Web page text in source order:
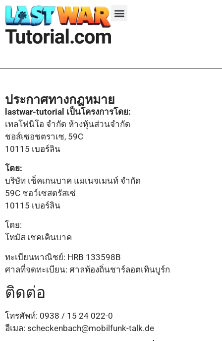
ประกาศทางกฎหมาย
lastwar-tutorial เป็นโครงการโดย:
เทลโฟนิโอ จำกัด ห้างหุ้นส่วนจำกัด
ชอส์เซอชตราเซ, 59C
10115 เบอร์ลิน
โดย:
บริษัท เช็คเกนบาค แมเนจเมนท์ จำกัด
59C ชอว์เซสตรัสเซ่
10115 เบอร์ลิน
โดย:
โทมัส เชคเคินบาค
ทะเบียนพาณิชย์: HRB 133598B
ศาลที่จดทะเบียน: ศาลท้องถิ่นชาร์ลอตเทินบูร์ก
ติดต่อ
โทรศัพท์: 0938 / 15 24 022-0
อีเมล: scheckenbach@mobilfunk-talk.de